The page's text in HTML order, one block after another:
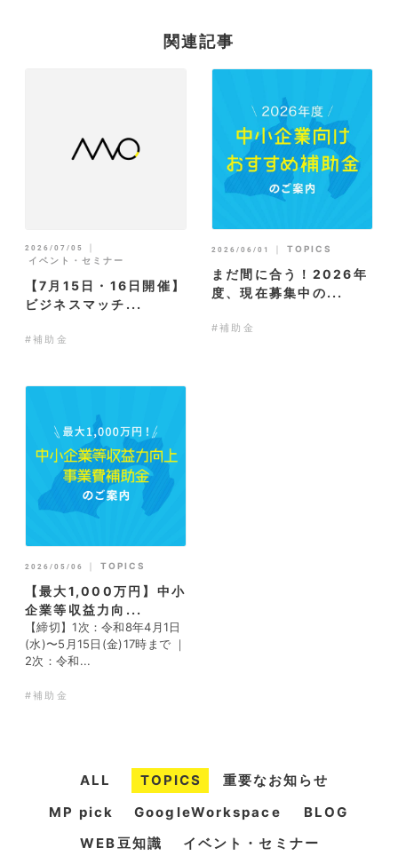
関連記事
2026/07/05
イベント・セミナー
【7月15日・16日開催】
ビジネスマッチ...
#補助金
2026/06/01 TOPICS
まだ間に合う！2026年
度、現在募集中の...
#補助金
2026/05/06 TOPICS
【最大1,000万円】中小
企業等収益力向...
【締切】1次：令和8年4月1日
(水)〜5月15日(金)17時まで ｜
2次：令和...
#補助金
ALL TOPICS
重要なお知らせ
MP pick
GoogleWorkspace
BLOG
WEB豆知識
イベント・セミナー